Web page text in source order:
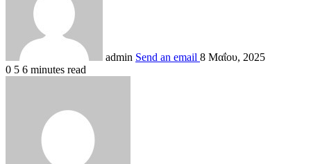
admin Send an email 8 Μαΐου, 2025
0 5 6 minutes read